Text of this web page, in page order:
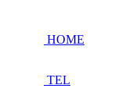
HOME
TEL